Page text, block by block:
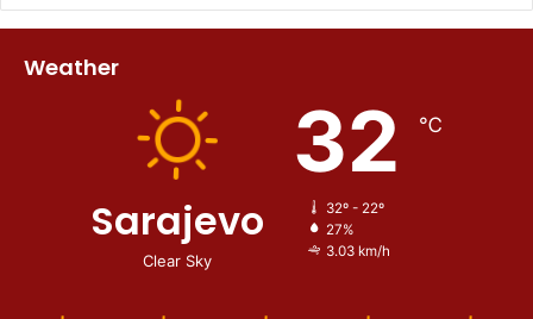
Weather
Sarajevo
Clear Sky
32 ℃
32º - 22º
27%
3.03 km/h